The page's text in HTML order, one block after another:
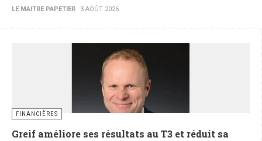
LE MAITRE PAPETIER 3 AOÛT 2026
FINANCIÈRES
Greif améliore ses résultats au T3 et réduit sa